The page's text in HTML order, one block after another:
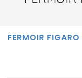
FERMOIR